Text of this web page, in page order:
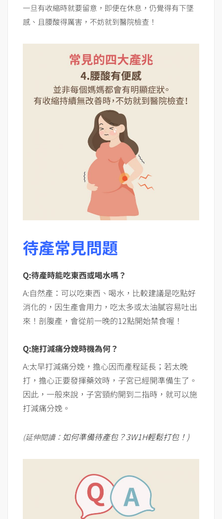
一旦有收縮時就要留意，即便在休息，仍覺得有下墜
感、且腰酸得厲害，不妨就到醫院檢查！
待產常見問題
Q:待產時能吃東西或喝水嗎？
A:自然產：可以吃東西、喝水，比較建議是吃點好
消化的，因生產會用力，吃太多或太油膩容易吐出
來！剖腹產，會從前一晚的12點開始禁食喔！
Q:施打減痛分娩時機為何？
A:太早打減痛分娩，擔心因而產程延長；若太晚
打，擔心正要發揮藥效時，子宮已經開準備生了。
因此，一般來說，子宮頸約開到二指時，就可以施
打減痛分娩。
(延伸閱讀： 如何準備待產包？3W1H輕鬆打包！)